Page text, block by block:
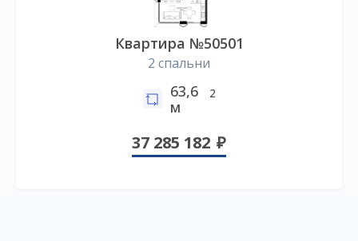
Квартира №50501
2 спальни
63,6
м
2
37 285 182